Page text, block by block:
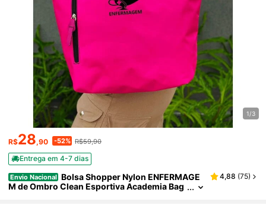
1/3
R$28,90 -52% R$59,90
Entrega em 4-7 dias
Envio Nacional Bolsa Shopper Nylon ENFERMAGE
M de Ombro Clean Esportiva Academia Bag
4,88 (75)